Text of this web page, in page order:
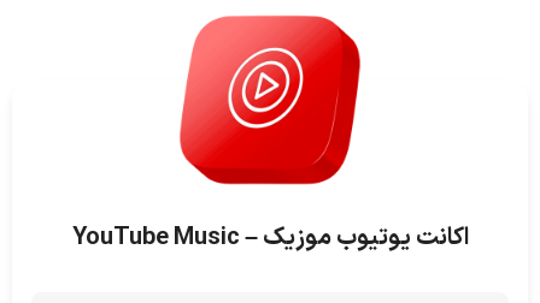
اکانت یوتیوب موزیک – YouTube Music